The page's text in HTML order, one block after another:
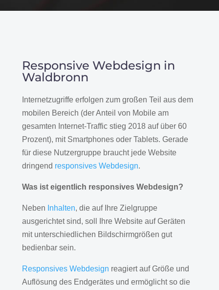
Responsive Webdesign in
Waldbronn
Internetzugriffe erfolgen zum großen Teil aus dem
mobilen Bereich (der Anteil von Mobile am
gesamten Internet-Traffic stieg 2018 auf über 60
Prozent), mit Smartphones oder Tablets. Gerade
für diese Nutzergruppe braucht jede Website
dringend responsives Webdesign.
Was ist eigentlich responsives Webdesign?
Neben Inhalten, die auf Ihre Zielgruppe
ausgerichtet sind, soll Ihre Website auf Geräten
mit unterschiedlichen Bildschirmgrößen gut
bedienbar sein.
Responsives Webdesign reagiert auf Größe und
Auflösung des Endgerätes und ermöglicht so die